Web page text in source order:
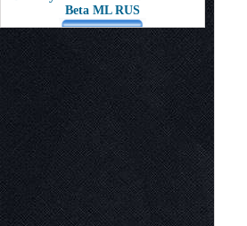
Beta ML RUS